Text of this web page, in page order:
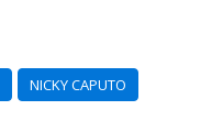
NICKY CAPUTO